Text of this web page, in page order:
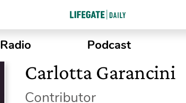
Radio Podcast
Carlotta Garancini
Contributor